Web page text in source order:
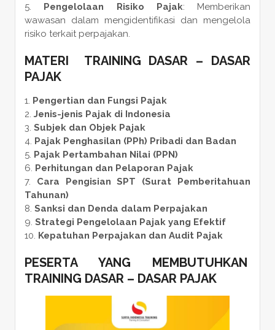
Pengelolaan Risiko Pajak: Memberikan
wawasan dalam mengidentifikasi dan mengelola
risiko terkait perpajakan.
MATERI TRAINING DASAR – DASAR
PAJAK
Pengertian dan Fungsi Pajak
Jenis-jenis Pajak di Indonesia
Subjek dan Objek Pajak
Pajak Penghasilan (PPh) Pribadi dan Badan
Pajak Pertambahan Nilai (PPN)
Perhitungan dan Pelaporan Pajak
Cara Pengisian SPT (Surat Pemberitahuan
Tahunan)
Sanksi dan Denda dalam Perpajakan
Strategi Pengelolaan Pajak yang Efektif
Kepatuhan Perpajakan dan Audit Pajak
PESERTA YANG MEMBUTUHKAN
TRAINING DASAR – DASAR PAJAK